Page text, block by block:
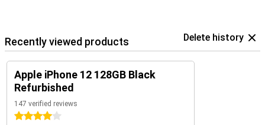
Recently viewed products Delete history
Apple iPhone 12 128GB Black
Refurbished
147 verified reviews
4 stars